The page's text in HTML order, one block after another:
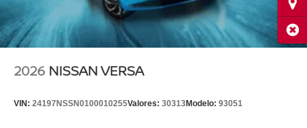
2026 NISSAN VERSA
VIN: 24197NSSN0100010255Valores: 30313Modelo: 93051